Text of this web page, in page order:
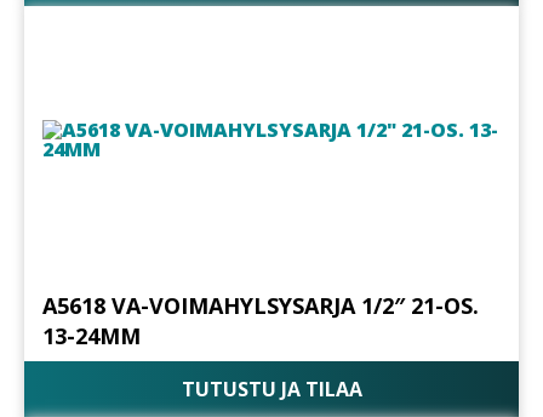
A5618 VA-VOIMAHYLSYSARJA 1/2″ 21-OS.
13-24MM
TUTUSTU JA TILAA